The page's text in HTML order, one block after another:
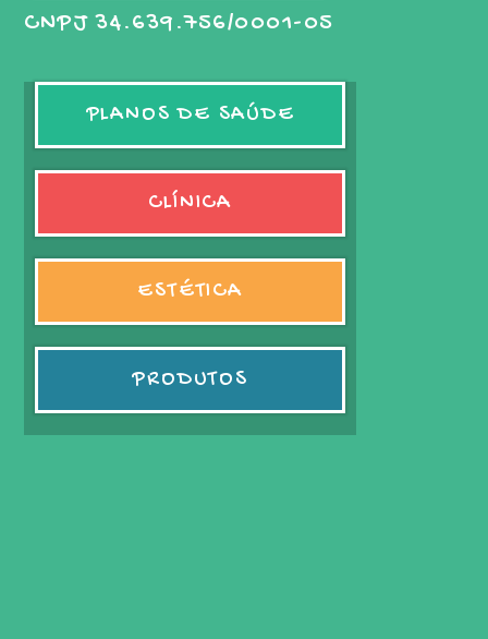
CNPJ 34.639.756/0001-05
PLANOS DE SAÚDE
CLÍNICA
ESTÉTICA
PRODUTOS